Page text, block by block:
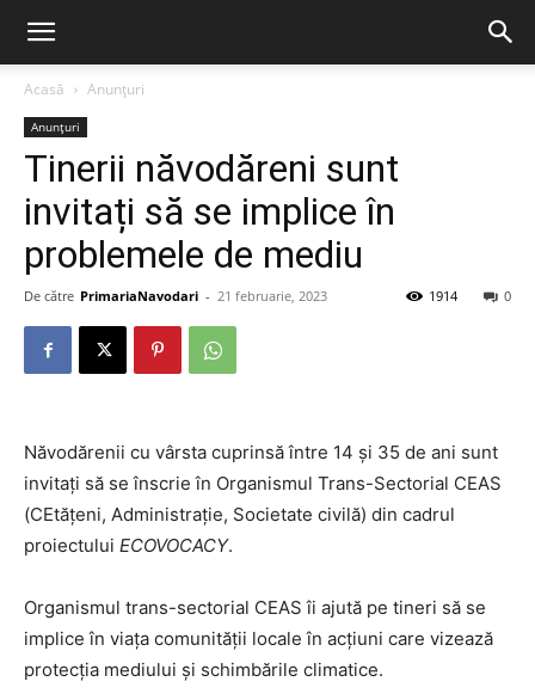
Acasă Anunțuri
Anunțuri
Tinerii năvodăreni sunt
invitați să se implice în
problemele de mediu
De către PrimariaNavodari - 21 februarie, 2023 0
1914
Năvodărenii cu vârsta cuprinsă între 14 și 35 de ani sunt
invitați să se înscrie în Organismul Trans-Sectorial CEAS
(CEtățeni, Administrație, Societate civilă) din cadrul
proiectului ECOVOCACY.
Organismul trans-sectorial CEAS îi ajută pe tineri să se
implice în viața comunității locale în acțiuni care vizează
protecția mediului și schimbările climatice.